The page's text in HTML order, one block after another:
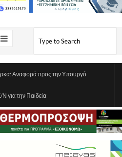
Αναφορά προς την Υπουργό
για την Παιδεία